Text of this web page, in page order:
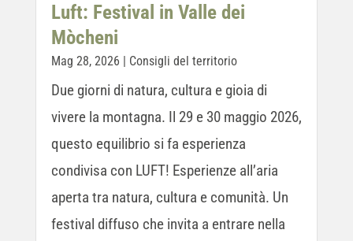
Luft: Festival in Valle dei
Mòcheni
Mag 28, 2026 Consigli del territorio
Due giorni di natura, cultura e gioia di
vivere la montagna. Il 29 e 30 maggio 2026,
questo equilibrio si fa esperienza
condivisa con LUFT! Esperienze all’aria
aperta tra natura, cultura e comunità. Un
festival diffuso che invita a entrare nella